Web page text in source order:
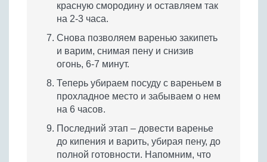
красную смородину и оставляем так
на 2-3 часа.
Снова позволяем варенью закипеть
и варим, снимая пену и снизив
огонь, 6-7 минут.
Теперь убираем посуду с вареньем в
прохладное место и забываем о нем
на 6 часов.
Последний этап – довести варенье
до кипения и варить, убирая пену, до
полной готовности. Напомним, что